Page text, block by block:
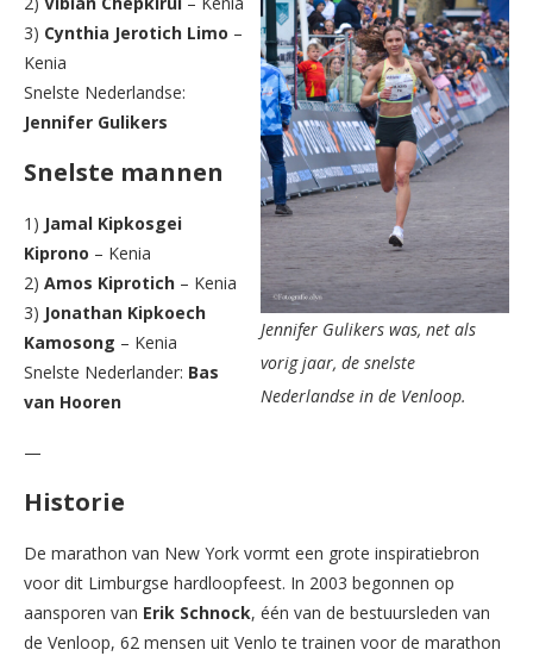
Jennifer Gulikers was, net als
vorig jaar, de snelste
Nederlandse in de Venloop.
3) Cynthia Jerotich Limo –
Kenia
Snelste Nederlandse:
Jennifer Gulikers
Snelste mannen
1) Jamal Kipkosgei
Kiprono – Kenia
2) Amos Kiprotich – Kenia
3) Jonathan Kipkoech
Kamosong – Kenia
Snelste Nederlander: Bas
van Hooren
—
Historie
De marathon van New York vormt een grote inspiratiebron
voor dit Limburgse hardloopfeest. In 2003 begonnen op
aansporen van Erik Schnock, één van de bestuursleden van
de Venloop, 62 mensen uit Venlo te trainen voor de marathon